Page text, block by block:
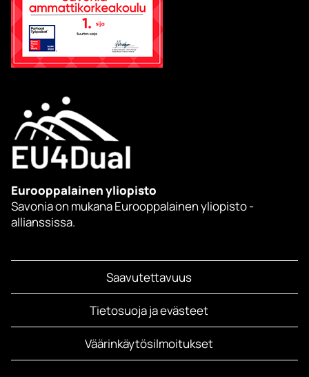
Eurooppalainen yliopisto
Savonia on mukana Eurooppalainen yliopisto -
allianssissa.
Saavutettavuus
Tietosuoja ja evästeet
Väärinkäytösilmoitukset